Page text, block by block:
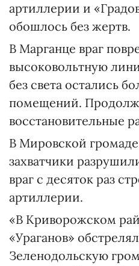
артиллерии и
обошлось без жертв.
В Марганце враг
высоковольтную
без света остались
помещений.
восстановительные
В Мировской
захватчики
враг с десяток раз
артиллерии.
«В Криворожском
«Ураганов»
Зеленодольскую